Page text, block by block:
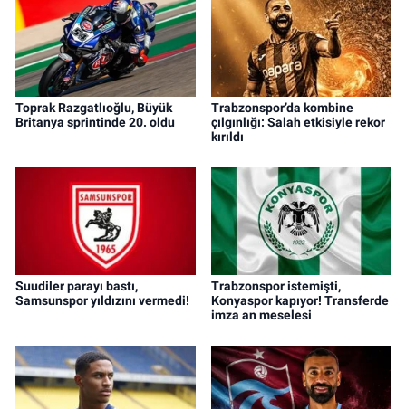
Toprak Razgatlıoğlu, Büyük
Britanya sprintinde 20. oldu
Trabzonspor’da kombine
çılgınlığı: Salah etkisiyle rekor
kırıldı
Suudiler parayı bastı,
Samsunspor yıldızını vermedi!
Trabzonspor istemişti,
Konyaspor kapıyor! Transferde
imza an meselesi